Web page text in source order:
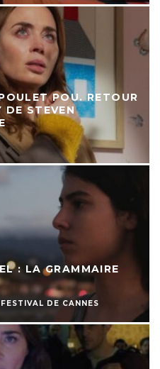
POU. RETOUR
DE STEVEN
: LA GRAMMAIRE
FESTIVAL DE CANNES